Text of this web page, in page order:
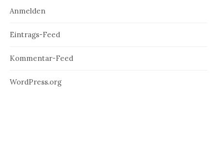
Anmelden
Eintrags-Feed
Kommentar-Feed
WordPress.org